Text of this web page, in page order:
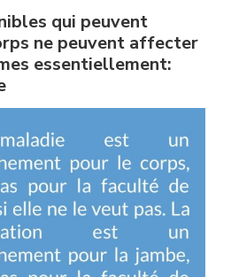
qui peuvent
ne peuvent affecter
essentiellement: